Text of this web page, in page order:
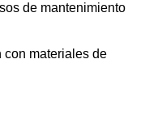
de mantenimiento
con materiales de